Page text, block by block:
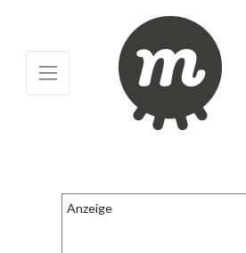
Anzeige